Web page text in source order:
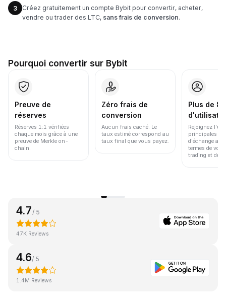
3
Créez gratuitement un compte Bybit pour convertir, acheter,
vendre ou trader des LTC, sans frais de conversion.
Pourquoi convertir sur Bybit
Preuve de
réserves
Réserves 1:1 vérifiées
chaque mois grâce à une
preuve de Merkle on-
chain.
Zéro frais de
conversion
Aucun frais caché. Le
taux estimé correspond au
taux final que vous payez.
Plus de
Rejoignez
principales
d'échange au
termes de
trading et de
4.7 / 5
47K Reviews
4.6/ 5
1.4M Reviews